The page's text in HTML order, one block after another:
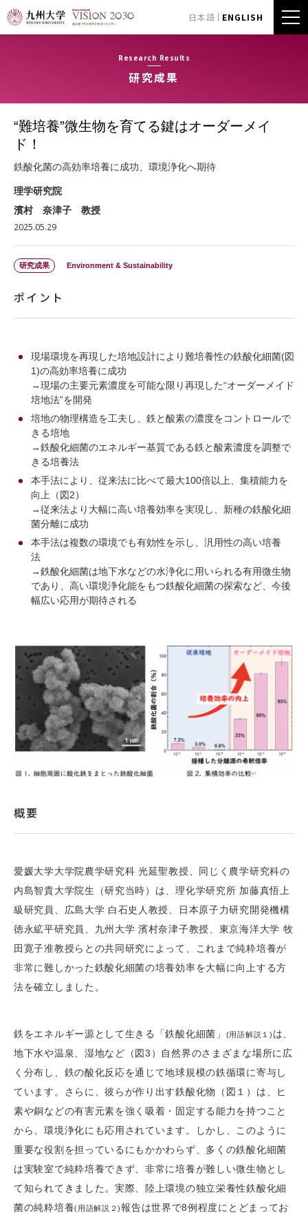
日本語 ENGLISH
Research Results
研究成果
“難培養”微生物を育てる鍵はオーダーメイ
ド！
鉄酸化菌の高効率培養に成功、環境浄化へ期待
理学研究院
濱村 奈津子 教授
2025.05.29
研究成果 Environment & Sustainability
ポイント
現場環境を再現した培地設計により難培養性の鉄酸化細菌(図
1)の高効率培養に成功
→現場の主要元素濃度を可能な限り再現した“オーダーメイド
培地法”を開発
培地の物理構造を工夫し、鉄と酸素の濃度をコントロールで
きる培地
→鉄酸化細菌のエネルギー基質である鉄と酸素濃度を調整で
きる培養法
本手法により、従来法に比べて最大100倍以上、集積能力を
向上（図2）
→従来法より大幅に高い培養効率を実現し、新種の鉄酸化細
菌分離に成功
本手法は複数の環境でも有効性を示し、汎用性の高い培養
法
→鉄酸化細菌は地下水などの水浄化に用いられる有用微生物
であり、高い環境浄化能をもつ鉄酸化細菌の探索など、今後
幅広い応用が期待される
概要
愛媛大学大学院農学研究科 光延聖教授、同じく農学研究科の
内島智貴大学院生（研究当時）は、理化学研究所 加藤真悟上
級研究員、広島大学 白石史人教授、日本原子力研究開発機構
徳永絋平研究員、九州大学 濱村奈津子教授、東京海洋大学 牧
田寛子准教授らとの共同研究によって、これまで純粋培養が
非常に難しかった鉄酸化細菌の培養効率を大幅に向上する方
法を確立しました。
鉄をエネルギー源として生きる「鉄酸化細菌」 (用語解説１) は、
地下水や温泉、湿地など（図3）自然界のさまざまな場所に広
く分布し、鉄の酸化反応を通じて地球規模の鉄循環に寄与し
ています。さらに、彼らが作り出す鉄酸化物（図１）は、ヒ
素や銅などの有害元素を強く吸着・固定する能力を持つこと
から、環境浄化にも応用されています。しかし、このように
重要な役割を担っているにもかかわらず、多くの鉄酸化細菌
は実験室で純粋培養できず、非常に培養が難しい微生物とし
て知られてきました。実際、陸上環境の独立栄養性鉄酸化細
菌の純粋培養(用語解説２)報告は世界で8例程度にとどまってお